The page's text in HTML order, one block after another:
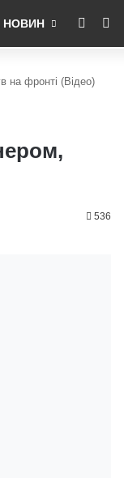
НОВИН RSS
на фронті (Відео)
536